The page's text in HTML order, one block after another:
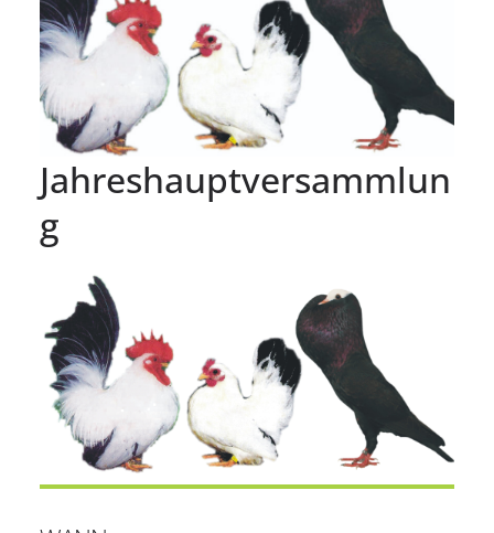
Jahreshauptversammlun
g